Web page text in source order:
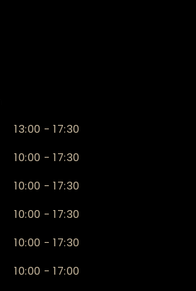
13:00 - 17:30
10:00 - 17:30
10:00 - 17:30
10:00 - 17:30
10:00 - 17:30
10:00 - 17:00